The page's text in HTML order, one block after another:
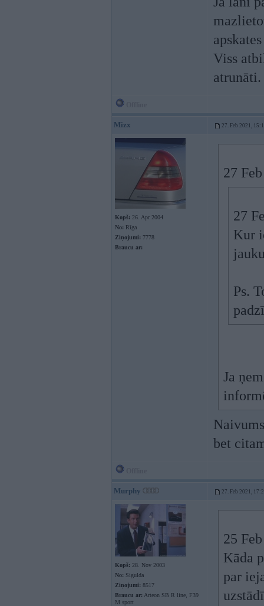
Viss
atrunāti.
Mizx 27. Feb 2021,
Kopš: 26. Apr 2004
No: Rīga
Ziņojumi: 7778
Braucu ar:
27
27
Kur
Ps.
Ja
bet
Murphy 27. Feb 2021,
Kopš: 28. Nov 2003
No: Sigulda
Ziņojumi: 8517
Braucu ar: Arteon SB R line, F39
M sport
25
Kāda
par